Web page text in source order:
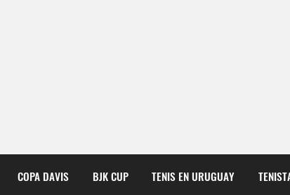
COPA DAVIS BJK CUP TENIS EN URUGUAY